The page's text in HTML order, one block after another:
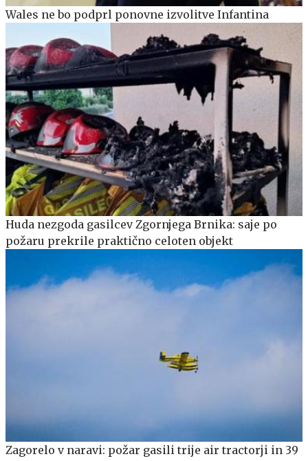
Wales ne bo podprl ponovne izvolitve Infantina
Huda nezgoda gasilcev Zgornjega Brnika: saje po
požaru prekrile praktično celoten objekt
Zagorelo v naravi: požar gasili trije air tractorji in 39